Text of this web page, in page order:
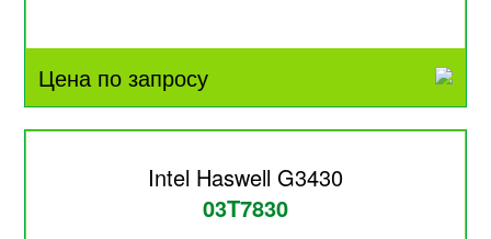
Цена по запросу
Intel Haswell G3430
03T7830